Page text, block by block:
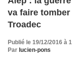
va faire tomber
Troadec
Publié le 19/12/2016 à
Par lucien-pons